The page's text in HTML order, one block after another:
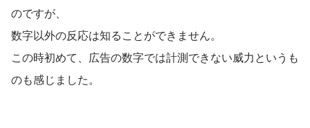
のですが、
数字以外の反応は知ることができません。
この時初めて、広告の数字では計測できない威力というも
のも感じました。